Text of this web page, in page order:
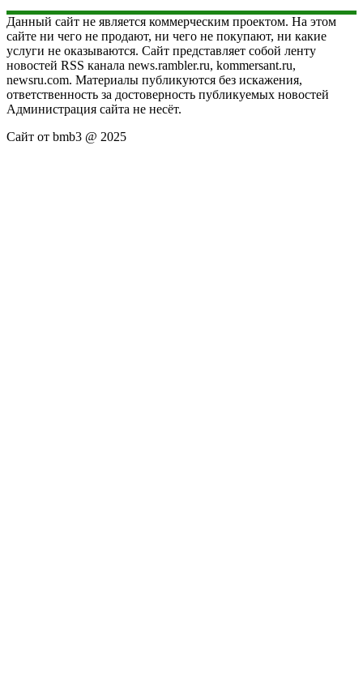
Данный сайт не является коммерческим проектом. На этом
сайте ни чего не продают, ни чего не покупают, ни какие
услуги не оказываются. Сайт представляет собой ленту
новостей RSS канала news.rambler.ru, kommersant.ru,
newsru.com. Материалы публикуются без искажения,
ответственность за достоверность публикуемых новостей
Администрация сайта не несёт.
Сайт от bmb3 @ 2025